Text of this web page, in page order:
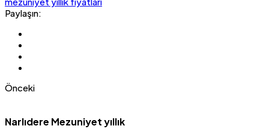
Paylaşın:
Önceki
Narlıdere Mezuniyet yıllık